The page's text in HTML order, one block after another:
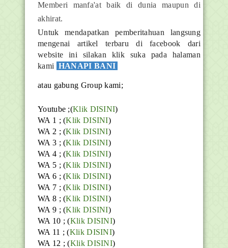
Memberi manfa'at baik di dunia maupun di
akhirat.
Untuk mendapatkan pemberitahuan langsung
mengenai artikel terbaru di facebook dari
website ini silakan klik suka pada halaman
kami HANAPI BANI
atau gabung Group kami;
Youtube ;(Klik DISINI)
WA 1 ; (Klik DISINI)
WA 2 ; (Klik DISINI)
WA 3 ; (Klik DISINI)
WA 4 ; (Klik DISINI)
WA 5 ; (Klik DISINI)
WA 6 ; (Klik DISINI)
WA 7 ; (Klik DISINI)
WA 8 ; (Klik DISINI)
WA 9 ; (Klik DISINI)
WA 10 ; (Klik DISINI)
WA 11 ; (Klik DISINI)
WA 12 ; (Klik DISINI)